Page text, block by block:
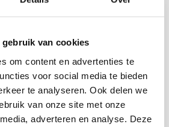
gebruik van cookies
om content en advertenties te
voor social media te bieden
te analyseren. Ook delen we
van onze site met onze
adverteren en analyse. Deze
kW
cm
cm
en app